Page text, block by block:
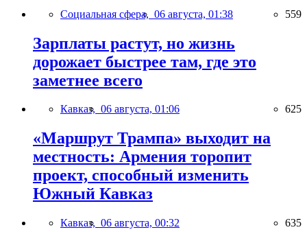
Социальная сфера, 06 августа, 01:38 559
Зарплаты растут, но жизнь
дорожает быстрее там, где это
заметнее всего
Кавказ, 06 августа, 01:06 625
«Маршрут Трампа» выходит на
местность: Армения торопит
проект, способный изменить
Южный Кавказ
Кавказ, 06 августа, 00:32 635